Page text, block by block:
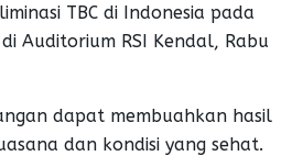
TBC di Indonesia pada
Auditorium RSI Kendal, Rabu
dapat membuahkan hasil
dan kondisi yang sehat.